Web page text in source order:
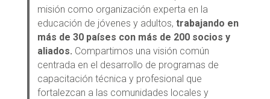
misión como organización experta en la
educación de jóvenes y adultos,trabajando en
más de 30 países con más de 200 socios y
aliados. Compartimos una visión común
centrada en el desarrollo de programas de
capacitación técnica y profesional que
fortalezcan a las comunidades locales y